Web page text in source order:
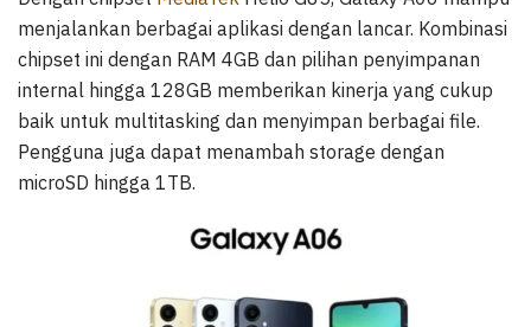
menjalankan berbagai aplikasi dengan lancar. Kombinasi
chipset ini dengan RAM 4GB dan pilihan penyimpanan
internal hingga 128GB memberikan kinerja yang cukup
baik untuk multitasking dan menyimpan berbagai file.
Pengguna juga dapat menambah storage dengan
microSD hingga 1TB.